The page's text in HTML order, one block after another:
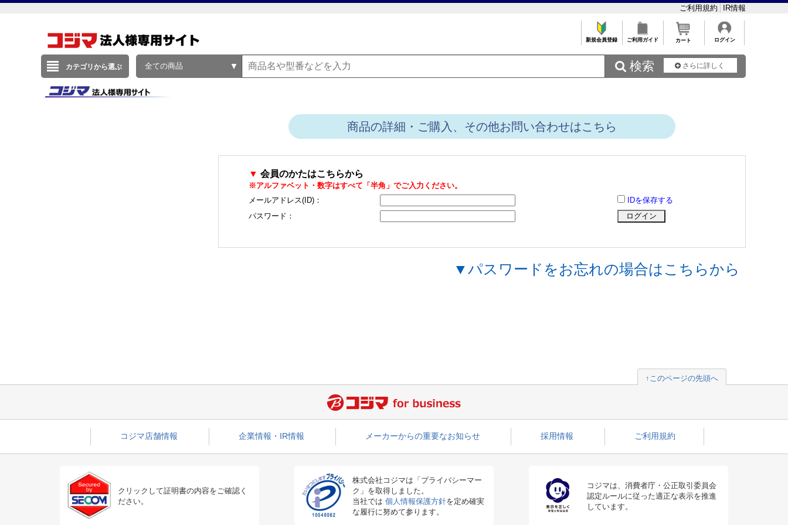
ご利用規約 IR情報
新規会員登録 ご利用ガイド カート ログイン
カテゴリから選ぶ 全ての商品  検索 さらに詳しく
商品の詳細・ご購入、その他お問い合わせはこちら
▼ 会員のかたはこちらから
※アルファベット・数字はすべて「半角」でご入力ください。
メールアドレス(ID)：
IDを保存する
パスワード：
▼パスワードをお忘れの場合はこちらから
↑このページの先頭へ
コジマ店舗情報 企業情報・IR情報 メーカーからの重要なお知らせ 採用情報 ご利用規約
クリックして証明書の内容をご確認く
ださい。
株式会社コジマは「プライバシーマー
ク」を取得しました。
当社では 個人情報保護方針を定め確実
な履行に努めて参ります。
コジマは、消費者庁・公正取引委員会
認定ルールに従った適正な表示を推進
しています。